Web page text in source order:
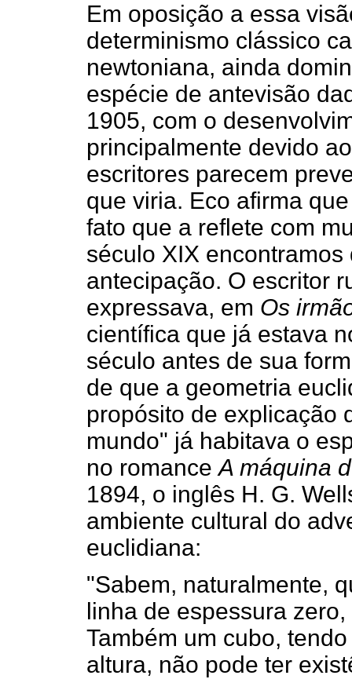
Em oposição a essa
determinismo clássico
newtoniana, ainda
espécie de antevisão
1905, com o
principalmente devido
escritores parecem
que viria. Eco afirma
fato que a reflete com
século XIX
antecipação. O escritor
expressava, em Os
científica que já estava
século antes de sua
de que a geometria
propósito de explicação
mundo" já habitava o
no romanceA máquina
1894, o inglês H. G.
ambiente cultural do
euclidiana:
"Sabem, naturalmente,
linha de espessura
Também um cubo,
altura, não pode ter